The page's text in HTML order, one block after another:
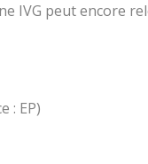
IVG peut encore
: EP)